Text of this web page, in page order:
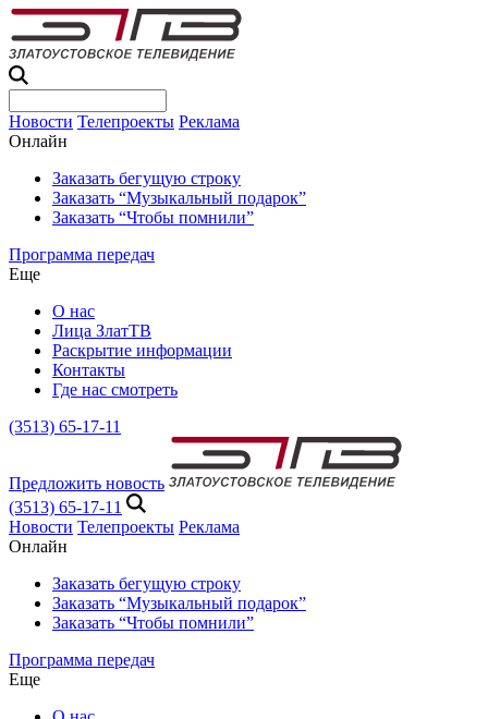
Новости Телепроекты Реклама
Онлайн
Заказать бегущую строку
Заказать “Музыкальный подарок”
Заказать “Чтобы помнили”
Программа передач
Еще
О нас
Лица ЗлатТВ
Раскрытие информации
Контакты
Где нас смотреть
(3513) 65-17-11
Предложить новость
(3513) 65-17-11
Новости Телепроекты Реклама
Онлайн
Заказать бегущую строку
Заказать “Музыкальный подарок”
Заказать “Чтобы помнили”
Программа передач
Еще